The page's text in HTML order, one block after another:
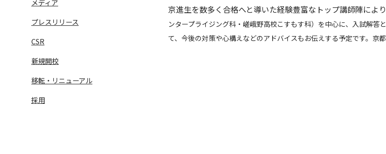
語学学習サービス一覧へ
メディア
プレスリリース
CSR
新規開校
移転・リニューアル
採用
京進生を数多く合格へと導いた経験豊富なトップ講師陣によ
ンタープライジング科 ・ 嵯峨野高校こすもす科）を中心に、入試解答
て、今後の対策や心構えなどのアドバイスもお伝えする予定です。京